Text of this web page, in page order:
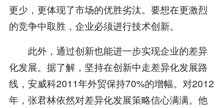
更少，更体现了市场的优胜劣汰。要想在更激烈
的竞争中取胜，企业必须进行技术创新。
此外，通过创新也能进一步实现企业的差异
化发展。据了解，坚持在创新中走差异化发展路
线，安威科2011年外贸保持70%的增幅。对2012
年，张君林依然对差异化发展策略信心满满。他